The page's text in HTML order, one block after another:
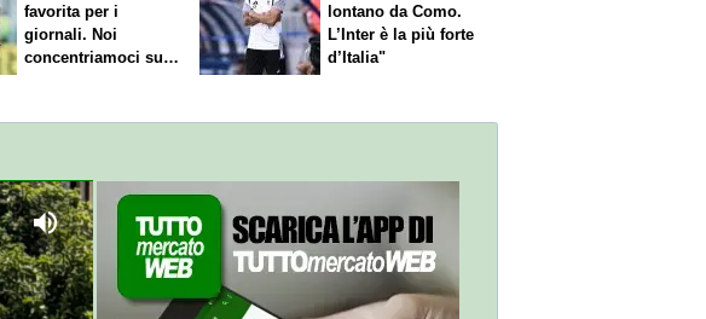
favorita per i
giornali. Noi
concentriamoci sul
lontano da Como.
L’Inter è la più forte
d’Italia"